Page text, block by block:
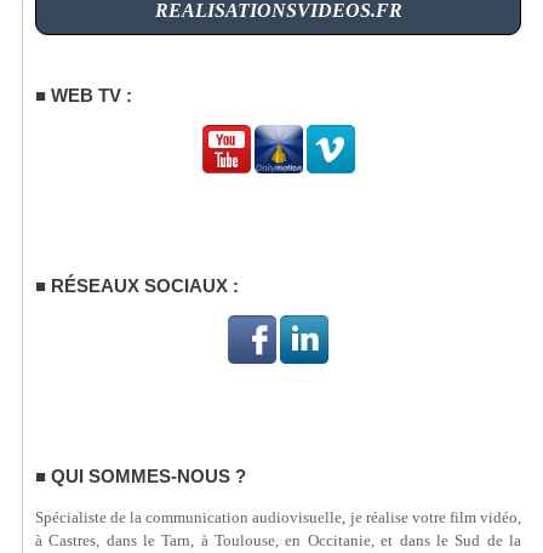
REALISATIONSVIDEOS.FR
WEB TV :
RÉSEAUX SOCIAUX :
QUI SOMMES-NOUS ?
Spécialiste de la communication audiovisuelle, je réalise votre film vidéo,
à Castres, dans le Tarn, à Toulouse, en Occitanie, et dans le Sud de la